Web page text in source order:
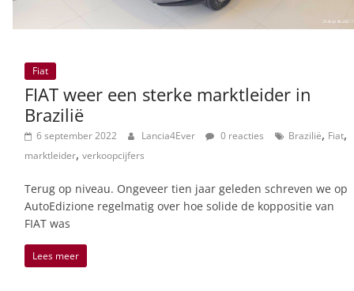
Fiat
FIAT weer een sterke marktleider in
Brazilië
6 september 2022 Lancia4Ever 0 reacties Brazilië, Fiat,
marktleider, verkoopcijfers
Terug op niveau. Ongeveer tien jaar geleden schreven we op
AutoEdizione regelmatig over hoe solide de koppositie van
FIAT was
Lees meer